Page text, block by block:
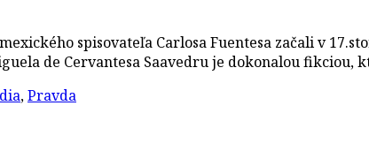
spisovateľa Carlosa Fuentesa začali v
de Cervantesa Saavedru je dokonalou
,Pravda